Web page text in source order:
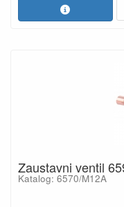
Zaustavni ventil
Katalog: 6570/M12A